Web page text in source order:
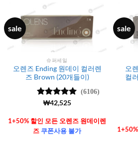
sale
슈퍼세일
오렌즈 Ending 원데이 컬러렌
즈 Brown (20개들이)
5 중에서
가됨
(6106)
₩42,525
1+50% 할인 모든 오렌즈 원데이렌
즈 쿠폰사용 불가
sale
오
컬